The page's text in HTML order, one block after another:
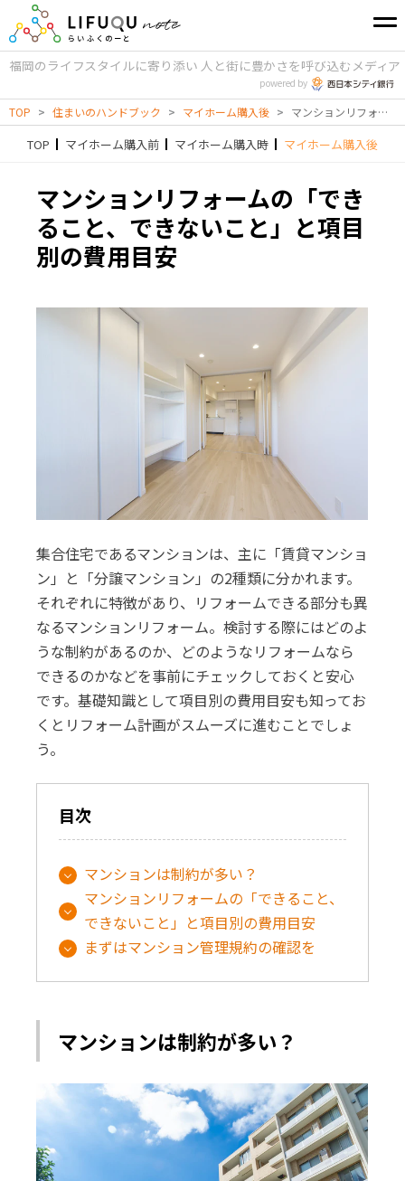
福岡のライフスタイルに寄り添い 人と街に豊かさを呼び込むメディア
powered by
TOP > 住まいのハンドブック > マイホーム購入後 > マンションリフォームの「できること、できないこと」と項目別の費用目安
TOP マイホーム購入前 マイホーム購入時 マイホーム購入後
マンションリフォームの「でき
ること、できないこと」と項目
別の費用目安
集合住宅であるマンションは、主に「賃貸マンショ
ン」と「分譲マンション」の2種類に分かれます。
それぞれに特徴があり、リフォームできる部分も異
なるマンションリフォーム。検討する際にはどのよ
うな制約があるのか、どのようなリフォームなら
できるのかなどを事前にチェックしておくと安心
です。基礎知識として項目別の費用目安も知ってお
くとリフォーム計画がスムーズに進むことでしょ
う。
目次
マンションは制約が多い？
マンションリフォームの「できること、
できないこと」と項目別の費用目安
まずはマンション管理規約の確認を
マンションは制約が多い？